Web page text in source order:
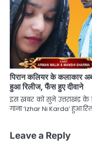
पिरान कलियर के कलाकार
हुआ रिलीज, फैंस हुए दीवाने
इस ख़बर को सुने उत्तराखंड
गाना ‘Izhar Ni Karda’ हुआ
Leave a Reply